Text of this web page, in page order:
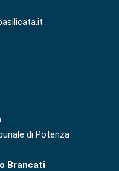
di Potenza
Brancati